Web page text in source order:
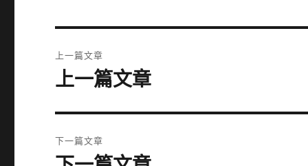
章
上一篇文章
上
篇
文
章:
上一篇文章
下一篇文章
下